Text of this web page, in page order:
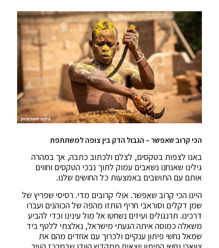
הכי קרוב שאפשר – הגבול הדק בין צופה למשתתפת
באנו לצפות בטקסים, לצלם ולכתוב כתבה, אך במהרה
גילינו שאנחנו נשאבים עמוק לתוך נבכי הטקסים וחווים
אותם עם התושבים באמצעות כל החושים שלנו.
היינו הכי קרוב שאפשר. אולי קרובים מדי. רסיסי שפריץ של
שמן דקלים וסוראבי חריף הותזו מהפה של הכוהנים ועברו
דרכינו. תרנגולים ועיזים נשחטו אל מול עינינו וכדי להביע
משאלה כמוסה איתה הגעתי מישראל, נאלצתי ללטף ביד
שמאל נחשי פיתון ענקיים ולכרוך עם אחדים מהם את